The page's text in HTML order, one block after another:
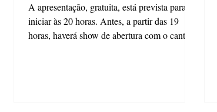
A apresentação, gratuita, está prevista para
iniciar às 20 horas. Antes, a partir das 19
horas, haverá show de abertura com o cantor